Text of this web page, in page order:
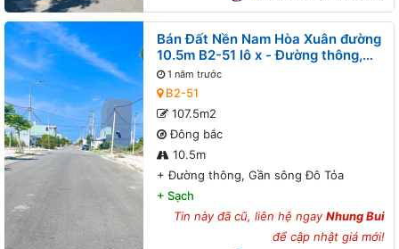
Bán Đất Nền Nam Hòa Xuân đường
10.5m B2-51 lô x - Đường thông,
Gần sông Đô Tỏa
1 năm trước
B2-51
107.5m2
Đông bắc
10.5m
+Đường thông, Gần sông Đô Tỏa
+ Sạch
Tin này đã cũ, liên hệ ngayNhung Bui
để cập nhật giá mới!